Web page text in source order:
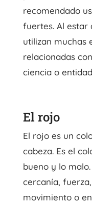
recomendado
fuertes. Al estar
utilizan muchas
relacionadas
ciencia o
El rojo
El rojo es un
cabeza. Es el
bueno y lo
cercanía,
movimiento o